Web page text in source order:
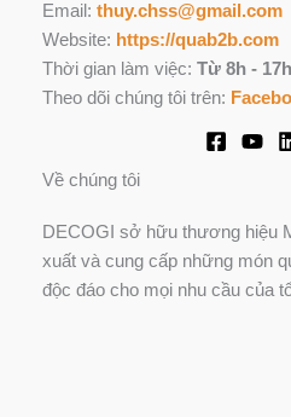
Email: thuy.chss@gmail.com
Website: https://quab2b.com
Thời gian làm việc: Từ 8h -
Theo dõi chúng tôi trên:
Về chúng tôi
DECOGI sở hữu thương hiệu
xuất và cung cấp những món
độc đáo cho mọi nhu cầu của